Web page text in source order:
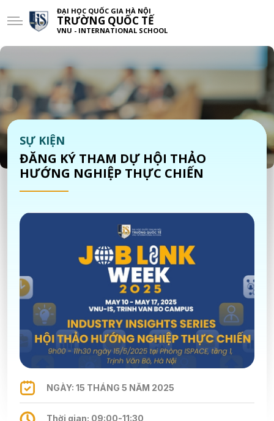
ĐẠI HỌC QUỐC GIA HÀ NỘI
TRƯỜNG QUỐC TẾ
VNU - INTERNATIONAL SCHOOL
SỰ KIỆN
ĐĂNG KÝ THAM DỰ HỘI THẢO
HƯỚNG NGHIỆP THỰC CHIẾN
NGÀY: 15 THÁNG 5 NĂM 2025
Thời gian: 09:00-11:30